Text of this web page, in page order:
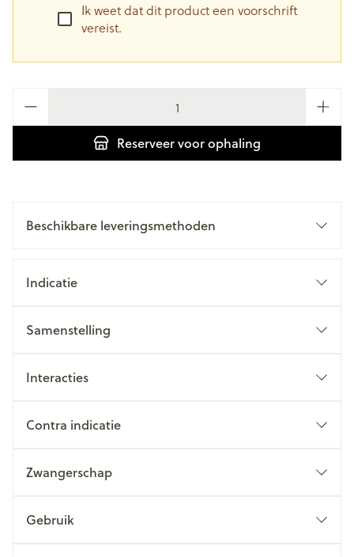
Ik weet dat dit product een voorschrift
vereist.
Reserveervoor ophaling
Beschikbare leveringsmethoden
Indicatie
Samenstelling
Interacties
Contra indicatie
Zwangerschap
Gebruik